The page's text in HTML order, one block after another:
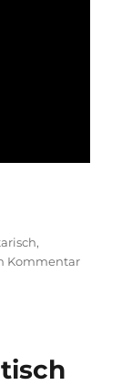
,
Kommentarzu